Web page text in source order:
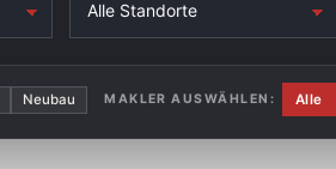
Neubau MAKLER AUSWÄHLEN: